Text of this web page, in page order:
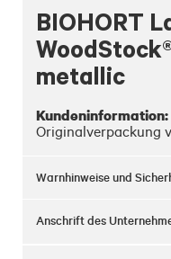
BIOHORT
metallic
Kundeninformation:
Originalverpackung
Warnhinweise und
Anschrift des